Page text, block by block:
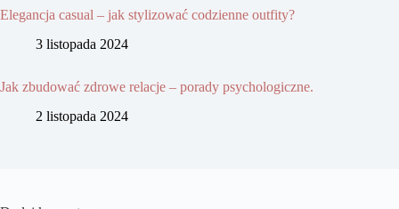
Elegancja casual – jak stylizować codzienne outfity?
3 listopada 2024
Jak zbudować zdrowe relacje – porady psychologiczne.
2 listopada 2024